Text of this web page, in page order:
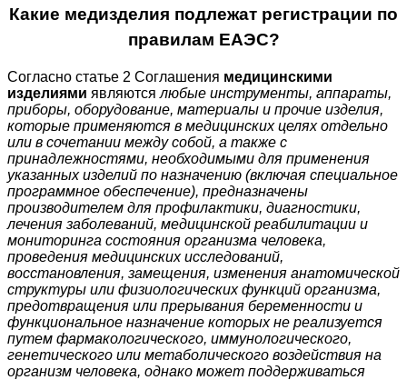
Какие медизделия подлежат регистрации по
правилам ЕАЭС?
Согласно статье 2 Соглашения медицинскими
изделиями являются любые инструменты, аппараты,
приборы, оборудование, материалы и прочие изделия,
которые применяются в медицинских целях отдельно
или в сочетании между собой, а также с
принадлежностями, необходимыми для применения
указанных изделий по назначению (включая специальное
программное обеспечение), предназначены
производителем для профилактики, диагностики,
лечения заболеваний, медицинской реабилитации и
мониторинга состояния организма человека,
проведения медицинских исследований,
восстановления, замещения, изменения анатомической
структуры или физиологических функций организма,
предотвращения или прерывания беременности и
функциональное назначение которых не реализуется
путем фармакологического, иммунологического,
генетического или метаболического воздействия на
организм человека, однако может поддерживаться